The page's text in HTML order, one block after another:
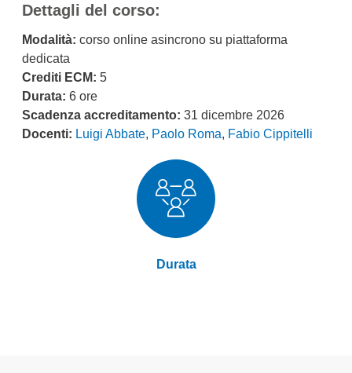
Dettagli del corso:
Modalità: corso online asincrono su piattaforma
dedicata
Crediti ECM: 5
Durata: 6 ore
Scadenza accreditamento: 31 dicembre 2026
Docenti: Luigi Abbate, Paolo Roma, Fabio Cippitelli
Durata